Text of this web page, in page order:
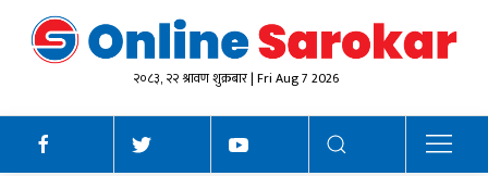
२०८३, २२ श्रावण शुक्रबार | Fri Aug 7 2026